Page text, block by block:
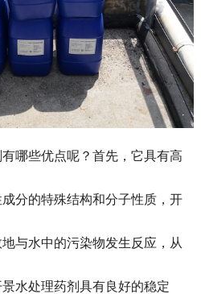
些优点呢？首先，它具有高
分的特殊结构和分子性质，开
与水中的污染物发生反应，从
水处理药剂具有良好的稳定